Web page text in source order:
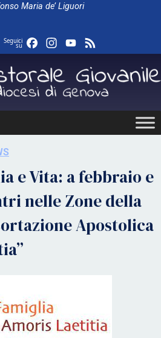
Maria de’ Liguori
Seguici
su FacebookInstagram
YouTube
e Vita: a febbraio e
nelle Zone della
Apostolica